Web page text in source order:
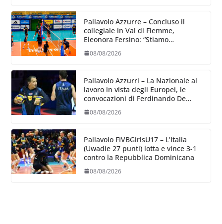
Pallavolo Azzurre – Concluso il
collegiale in Val di Fiemme,
Eleonora Fersino: “Stiamo
dove poter migliorare”.
08/08/2026
Pallavolo Azzurri – La Nazionale al
lavoro in vista degli Europei, le
convocazioni di Ferdinando De
08/08/2026
Pallavolo FIVBGirlsU17 – L’Italia
(Uwadie 27 punti) lotta e vince 3-1
contro la Repubblica Dominicana
08/08/2026